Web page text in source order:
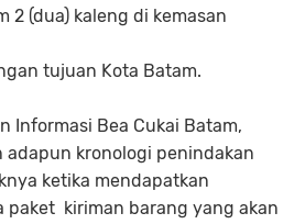
2 (dua) kaleng di kemasan
tujuan Kota Batam.
Informasi Bea Cukai Batam,
adapun kronologi penindakan
ketika mendapatkan
paket kiriman barang yang akan